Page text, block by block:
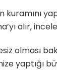
alır,
olması
yaptığı